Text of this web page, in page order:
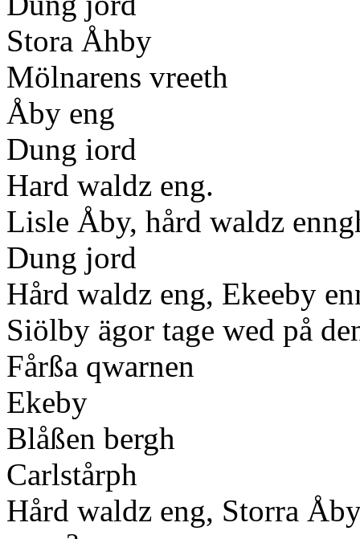
Stora Åhby
Mölnarens vreeth
Åby eng
Dung iord
Hard waldz eng.
Lisle Åby, hård waldz
Dung jord
Hård waldz eng, Ekeeby
Siölby ägor tage wed på
Fårßa qwarnen
Ekeby
Blåßen bergh
Carlstårph
Hård waldz eng, Storra